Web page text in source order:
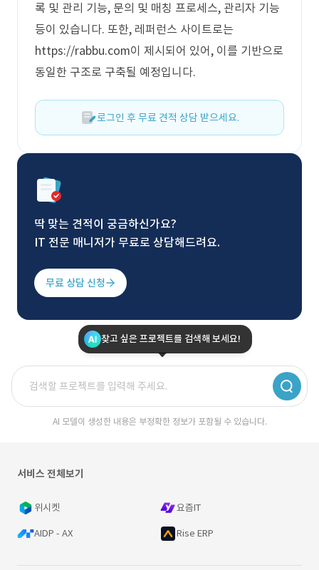
록 및 관리 기능, 문의 및 매칭 프로세스, 관리자 기능
등이 있습니다. 또한, 레퍼런스 사이트로는
https://rabbu.com이 제시되어 있어, 이를 기반으로
동일한 구조로 구축될 예정입니다.
로그인 후 무료 견적 상담 받으세요.
딱 맞는 견적이 궁금하신가요?
IT 전문 매니저가 무료로 상담해드려요.
무료 상담 신청
찾고 싶은 프로젝트를 검색해 보세요!
AI 모델이 생성한 내용은 부정확한 정보가 포함될 수 있습니다.
서비스 전체보기
위시켓 요즘IT
AIDP - AX Rise ERP